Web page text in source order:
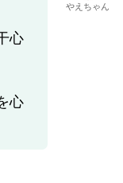
心
心
やえちゃん